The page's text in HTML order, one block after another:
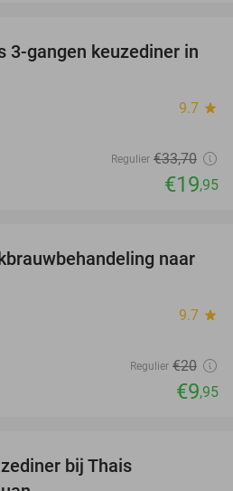
41%
3-gangen keuzediner in
9.7 star
Regulier €33,70
€19,95
50%
naar
9.7 star
Regulier €20
€9,95
bij Thais